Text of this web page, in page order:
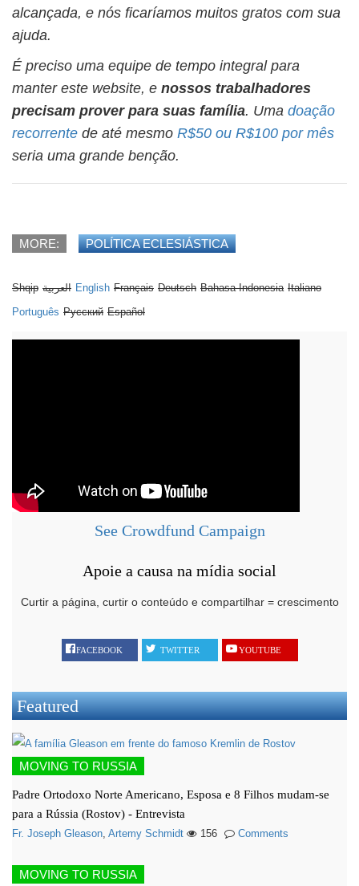
alcançada, e nós ficaríamos muitos gratos com sua
ajuda.
É preciso uma equipe de tempo integral para
manter este website, e nossos trabalhadores
precisam prover para suas família. Uma doação
recorrente de até mesmo R$50 ou R$100 por mês
seria uma grande benção.
MORE: POLÍTICA ECLESIÁSTICA
Shqip العربية English Français Deutsch Bahasa Indonesia Italiano
Português Русский Español
See Crowdfund Campaign
Apoie a causa na mídia social
Curtir a página, curtir o conteúdo e compartilhar = crescimento
FACEBOOK TWITTER YOUTUBE
Featured
MOVING TO RUSSIA
Padre Ortodoxo Norte Americano, Esposa e 8 Filhos mudam-se
para a Rússia (Rostov) - Entrevista
Fr. Joseph Gleason, Artemy Schmidt 156 Comments
MOVING TO RUSSIA